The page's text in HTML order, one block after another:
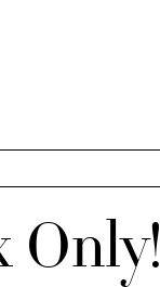
Only!